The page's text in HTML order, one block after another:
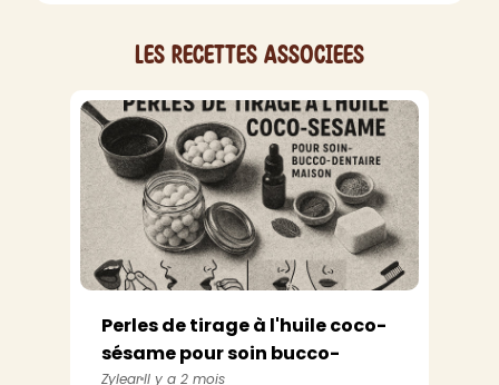
Les recettes associees
Perles de tirage à l'huile coco-
sésame pour soin bucco-
ZylearIl y a 2 mois